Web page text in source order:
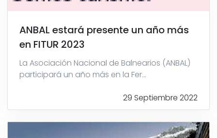
ANBAL estará presente un año más
en FITUR 2023
La Asociación Nacional de Balnearios (ANBAL)
participará un año más en la Fer...
29 Septiembre 2022